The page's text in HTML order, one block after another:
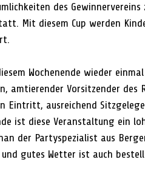
des
Mit diesem Cup werden
Wochenende wieder
amtierender Vorsitzender des
Eintritt, ausreichend
ist diese Veranstaltung ein
der Partyspezialist aus
gutes Wetter ist auch